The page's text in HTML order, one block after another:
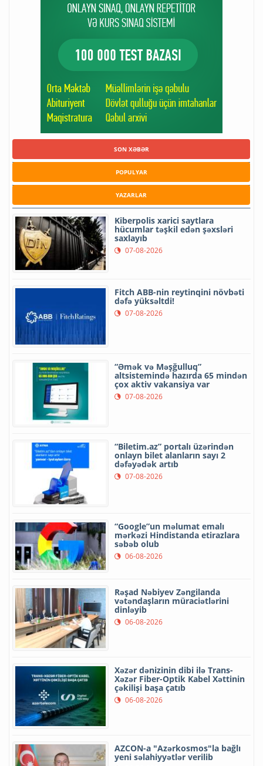
SON XƏBƏR
POPULYAR
YAZARLAR
Kiberpolis xarici saytlara
hücumlar təşkil edən şəxsləri
saxlayıb
07-08-2026
Fitch ABB-nin reytinqini növbəti
dəfə yüksəltdi!
07-08-2026
“Əmək və Məşğulluq”
altsistemində hazırda 65 mindən
çox aktiv vakansiya var
07-08-2026
“Biletim.az” portalı üzərindən
onlayn bilet alanların sayı 2
dəfəyədək artıb
07-08-2026
“Google”un məlumat emalı
mərkəzi Hindistanda etirazlara
səbəb olub
06-08-2026
Rəşad Nəbiyev Zəngilanda
vətəndaşların müraciətlərini
dinləyib
06-08-2026
Xəzər dənizinin dibi ilə Trans-
Xəzər Fiber-Optik Kabel Xəttinin
çəkilişi başa çatıb
06-08-2026
AZCON-a "Azərkosmos"la bağlı
yeni səlahiyyətlər verilib